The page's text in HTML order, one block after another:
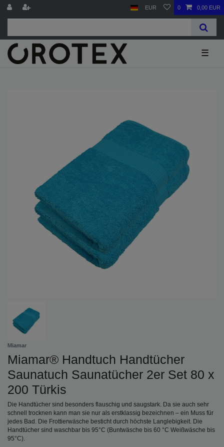
EUR 0 0,00 EUR
☰
Miamar
Miamar® Handtuch Handtücher
Saunatuch Saunatücher 2er Set 80 x
200 Türkis
Die Handtücher sind besonders flauschig und saugstark. Da sie auch sehr
schnell trocknen kann man sie nur als erstklassig bezeichnen – ein Muss für
jedes Bad. Die Frottierwäsche besticht durch höchste Langlebigkeit. Die
Handtücher sind waschbar bis 95°C (Buntwäsche bis 60 °C Weißwäsche bis
95°C).